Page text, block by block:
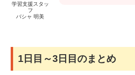
学習支援スタッ
フ
バシャ 明美
1日目～3日目のまとめ